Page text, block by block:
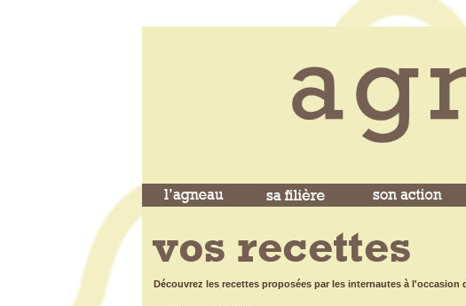
Découvrez les recettes proposées par les internautes à